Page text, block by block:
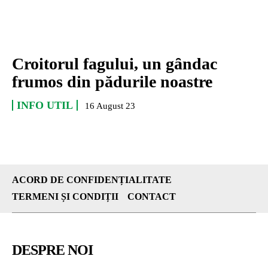
Croitorul fagului, un gȃndac
frumos din pădurile noastre
INFO UTIL 16 August 23
ACORD DE CONFIDENȚIALITATE
TERMENI ȘI CONDIȚII
CONTACT
DESPRE NOI